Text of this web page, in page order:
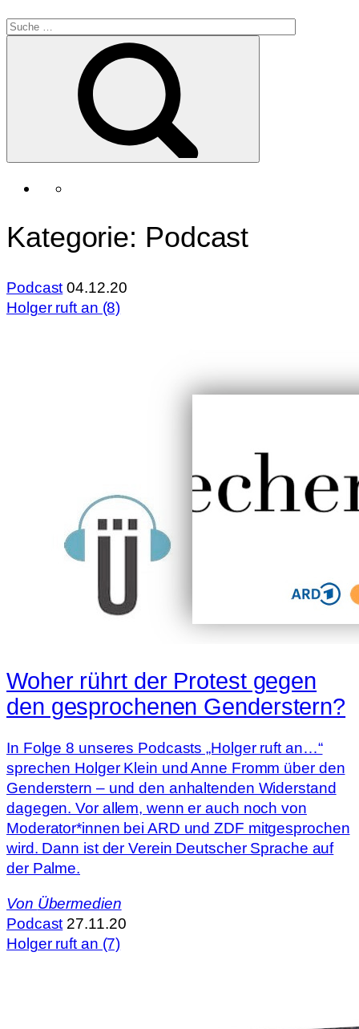
Kategorie: Podcast
Podcast 04.12.20
Holger ruft an (8)
Woher rührt der Protest gegen
den gesprochenen Genderstern?
In Folge 8 unseres Podcasts „Holger ruft an…“
sprechen Holger Klein und Anne Fromm über den
Genderstern – und den anhaltenden Widerstand
dagegen. Vor allem, wenn er auch noch von
Moderator*innen bei ARD und ZDF mitgesprochen
wird. Dann ist der Verein Deutscher Sprache auf
der Palme.
Von Übermedien
Podcast 27.11.20
Holger ruft an (7)